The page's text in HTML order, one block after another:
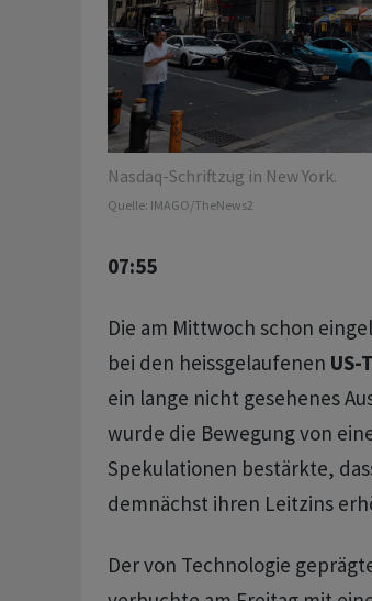
Nasdaq-Schriftzug in New York.
Quelle: IMAGO/TheNews2
07:55
Die am Mittwoch schon
bei den heissgelaufenen US-
ein lange nicht gesehenes
wurde die Bewegung von
Spekulationen bestärkte,
demnächst ihren Leitzins
Der von Technologie